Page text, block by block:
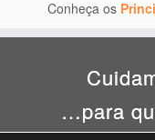
Conheça os
…para